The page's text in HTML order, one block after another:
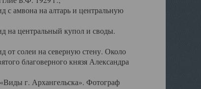
амвона на алтарь и центральную
на центральный купол и своды.
солеи на северную стену. Около
благоверного князя Александра
г. Архангельска». Фотограф